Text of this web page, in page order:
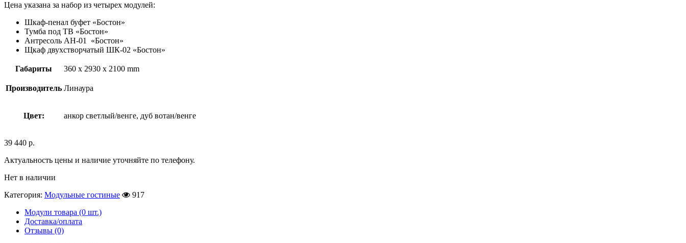
Цена указана за набор из четырех модулей:
Шкаф-пенал буфет «Бостон»
Тумба под ТВ «Бостон»
Антресоль АН-01 «Бостон»
Щкаф двухстворчатый ШК-02 «Бостон»
Габариты 360 x 2930 x 2100 mm
Производитель Линаура
Цвет: анкор светлый/венге, дуб вотан/венге
39 440 р.
Актуальность цены и наличие уточняйте по телефону.
Нет в наличии
Категория: Модульные гостиные
917
Модули товара (0 шт.)
Доставка/оплата
Отзывы (0)